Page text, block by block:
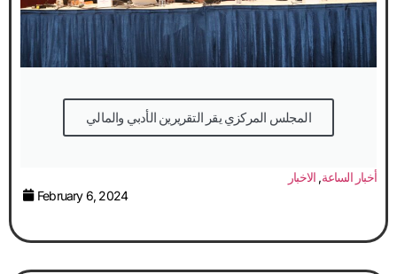
المجلس المركزي يقر التقريرين الأدبي والمالي
أخبار الساعة, الاخبار
February 6, 2024